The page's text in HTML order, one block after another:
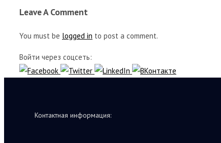
Leave A Comment
You must be logged in to post a comment.
Войти через соцсеть:
Контактная информация: